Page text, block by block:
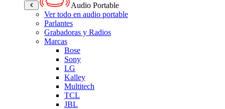
Audio Portable
Ver todo en audio portable
Parlantes
Grabadoras y Radios
Marcas
Bose
Sony
LG
Kalley
Multitech
TCL
JBL